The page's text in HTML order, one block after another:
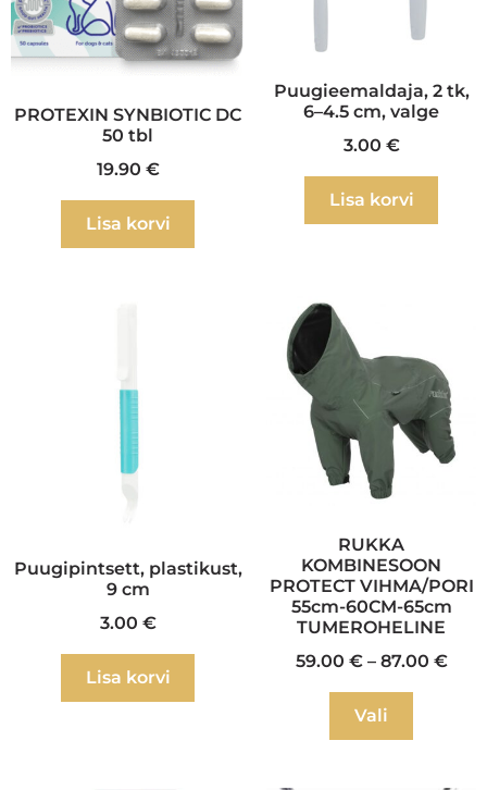
PROTEXIN SYNBIOTIC DC
50 tbl
19.90 €
Lisa korvi
Puugieemaldaja, 2 tk,
6–4.5 cm, valge
3.00 €
Lisa korvi
Puugipintsett, plastikust,
9 cm
3.00 €
Lisa korvi
RUKKA
KOMBINESOON
PROTECT VIHMA/PORI
55cm-60CM-65cm
TUMEROHELINE
59.00 € – 87.00 €
Vali